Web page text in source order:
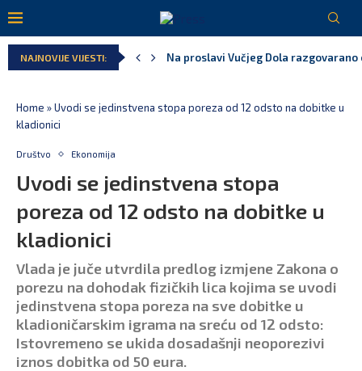
NAJNOVIJE VIJESTI: Na proslavi Vučjeg Dola
Home »Uvodi se jedinstvena stopa poreza od 12 odsto na dobitke u
kladionici
Društvo Ekonomija
Uvodi se jedinstvena stopa
poreza od 12 odsto na dobitke u
kladionici
Vlada je juče utvrdila predlog izmjene Zakona o
porezu na dohodak fizičkih lica kojima se uvodi
jedinstvena stopa poreza na sve dobitke u
kladioničarskim igrama na sreću od 12 odsto:
Istovremeno se ukida dosadašnji neoporezivi
iznos dobitka od 50 eura.